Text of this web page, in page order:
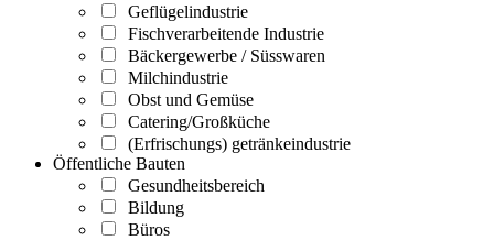
Geflügelindustrie
Fischverarbeitende Industrie
Bäckergewerbe / Süsswaren
Milchindustrie
Obst und Gemüse
Catering/Großküche
(Erfrischungs) getränkeindustrie
Öffentliche Bauten
Gesundheitsbereich
Bildung
Büros